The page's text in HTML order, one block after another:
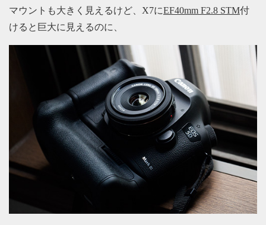
マウントも大きく見えるけど、X7にEF40mm F2.8 STM付
けると巨大に見えるのに、